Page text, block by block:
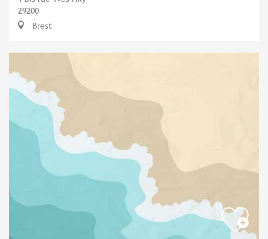
29200
Brest